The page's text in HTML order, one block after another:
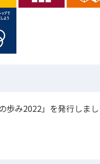
み2022」を発行しま